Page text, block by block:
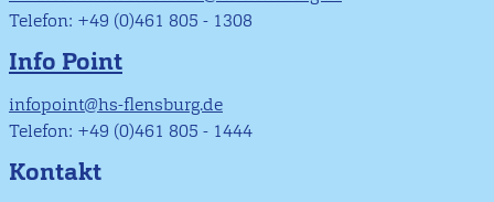
Telefon: +49 (0)461 805 - 1308
Info Point
infopoint@hs-flensburg.de
Telefon: +49 (0)461 805 - 1444
Kontakt